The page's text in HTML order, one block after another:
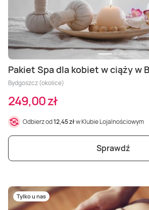
Pakiet Spa dla kobiet w ciąży w
Bydgoszcz (okolice)
249,00 zł
Odbierz od12,45 złw Klubie Lojalnościowym
Sprawdź
Tylko u nas